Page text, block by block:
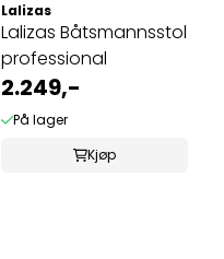
Lalizas
Lalizas Båtsmannsstol
professional
2.249,-
På lager
Kjøp